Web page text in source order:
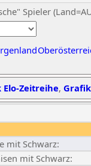
Spieler
Elo-Zeitreihe,
mit Schwarz:
mit Schwarz: